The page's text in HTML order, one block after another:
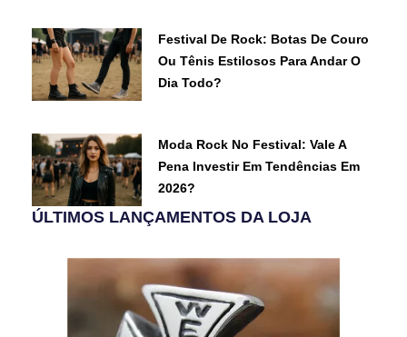
Festival De Rock: Botas De Couro
Ou Tênis Estilosos Para Andar O
Dia Todo?
Moda Rock No Festival: Vale A
Pena Investir Em Tendências Em
2026?
ÚLTIMOS LANÇAMENTOS DA LOJA
preço
original
era:
O
preço
atual
é:
preço
original
O
preço
atual
é:
preço
original
era:
O
preço
atual
é:
preço
original
era:
O
preço
atual
é:
preço
original
era:
O
preço
atual
é:
preço
original
O
preço
atual
é: